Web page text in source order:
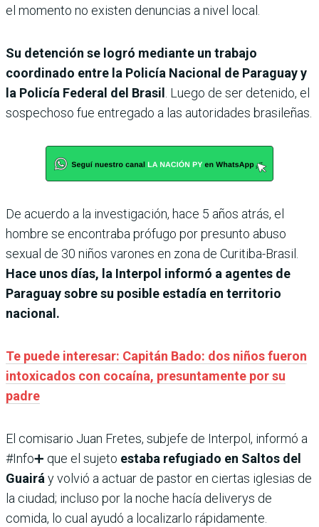
el momento no existen denuncias a nivel local.
Su detención se logró mediante un trabajo
coordinado entre la Policía Nacional de Paraguay y
la Policía Federal del Brasil . Luego de ser detenido, el
sospechoso fue entregado a las autoridades brasileñas.
De acuerdo a la investigación, hace 5 años atrás, el
hombre se encontraba prófugo por presunto abuso
sexual de 30 niños varones en zona de Curitiba-Brasil.
Hace unos días, la Interpol informó a agentes de
Paraguay sobre su posible estadía en territorio
nacional.
Te puede interesar: Capitán Bado: dos niños fueron
intoxicados con cocaína, presuntamente por su
padre
El comisario Juan Fretes, subjefe de Interpol, informó a
#Info➕ que el sujeto estaba refugiado en Saltos del
Guairáy volvió a actuar de pastor en ciertas iglesias de
la ciudad; incluso por la noche hacía deliverys de
comida, lo cual ayudó a localizarlo rápidamente.